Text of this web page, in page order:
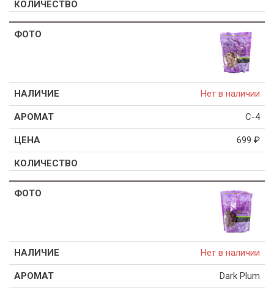
Нет в наличии
C-4
699 ₽
Нет в наличии
Dark Plum